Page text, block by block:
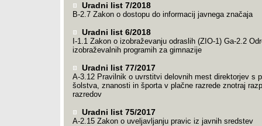
Uradni list 7/2018
B-2.7 Zakon o dostopu do informacij javnega značaja
Uradni list 6/2018
I-1.1 Zakon o izobraževanju odraslih (ZIO-1) Ga-2.2
izobraževalnih programih za gimnazije
Uradni list 77/2017
A-3.12 Pravilnik o uvrstitvi delovnih mest direktorjev s
šolstva, znanosti in športa v plačne razrede znotraj
razredov
Uradni list 75/2017
A-2.15 Zakon o uveljavljanju pravic iz javnih sredstev